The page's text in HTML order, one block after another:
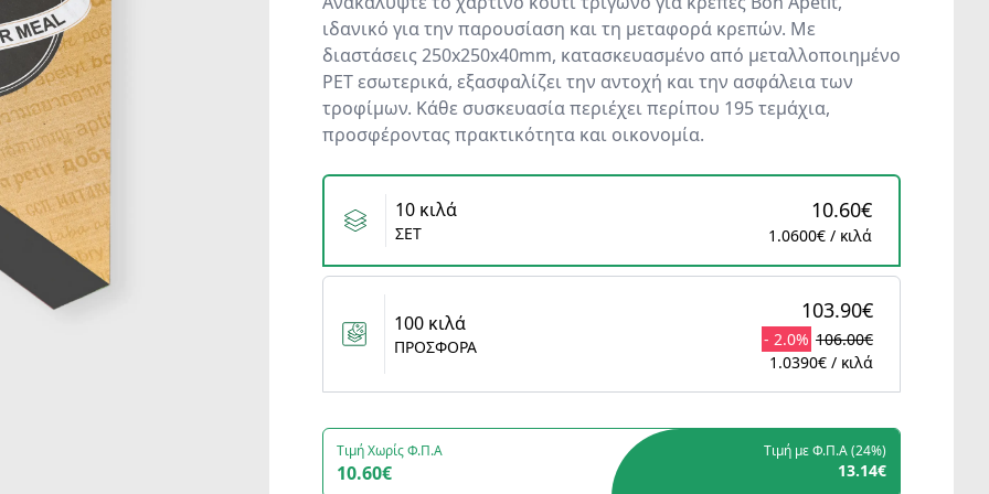
ιδανικό για την παρουσίαση και τη μεταφορά κρεπών. Με
διαστάσεις 250x250x40mm, κατασκευασμένο από μεταλλοποιημένο
PET εσωτερικά, εξασφαλίζει την αντοχή και την ασφάλεια των
τροφίμων. Κάθε συσκευασία περιέχει περίπου 195 τεμάχια,
προσφέροντας πρακτικότητα και οικονομία.
Variants
10 κιλά
ΣΕΤ
10.60€
1.0600€ / κιλά
100 κιλά
ΠΡΟΣΦΟΡΑ
103.90€
- 2.0% 106.00€
1.0390€ / κιλά
Τιμή Χωρίς Φ.Π.Α
10.60€
Τιμή με Φ.Π.Α (24%)
13.14€